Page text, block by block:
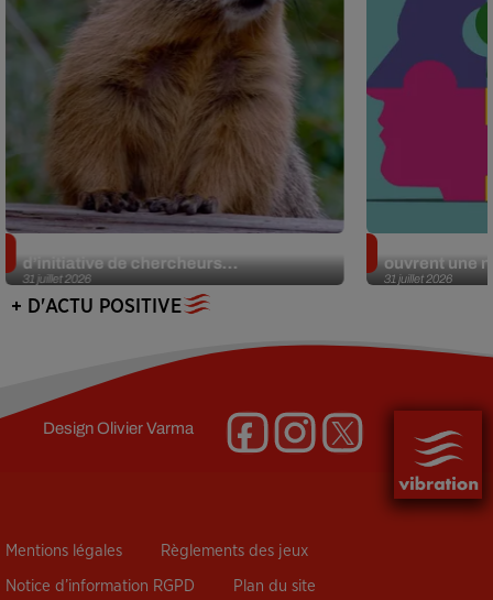
31 juillet 2026
d’initiative de chercheurs...
31 juillet 2026
ouvrent une
+ D'ACTU POSITIVE
DesignOlivier Varma
Mentions légales Règlements des jeux
Notice d’information RGPD Plan du site